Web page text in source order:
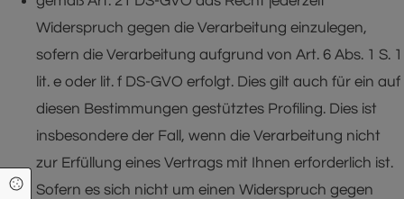
Widerspruch gegen die Verarbeitung einzulegen,
sofern die Verarbeitung aufgrund von Art. 6 Abs. 1 S. 1
lit. e oder lit. f DS-GVO erfolgt. Dies gilt auch für ein auf
diesen Bestimmungen gestütztes Profiling. Dies ist
insbesondere der Fall, wenn die Verarbeitung nicht
zur Erfüllung eines Vertrags mit Ihnen erforderlich ist.
Sofern es sich nicht um einen Widerspruch gegen
Cookie Einstellungen